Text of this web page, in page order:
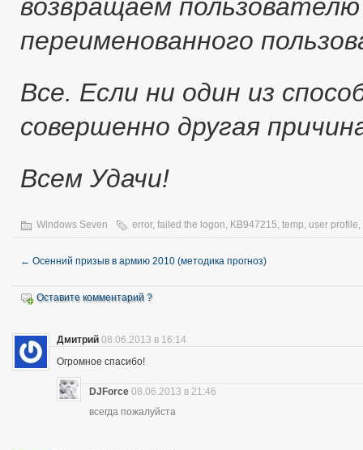
возвращаем
переименованного
Все. Если ни один из
совершенно другая
Всем Удачи!
Windows Seven error, failed the logon, KB947215, temp, user profile,
← Осенний призыв в армию 2010 (методика прогноз)
Оставите комментарий ?
Дмитрий 08.06.2013 в 16:14
Огромное спасибо!
DJForce 08.06.2013 в 21:46
всегда пожалуйста